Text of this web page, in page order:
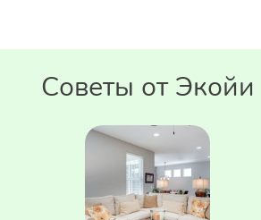
Советы от Экойи